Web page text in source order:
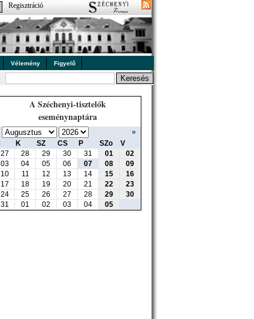
Regisztráció
Vélemény Figyelő
A Széchenyi-tisztelők
eseménynaptára
»
K SZ CS P SZo
V
27
28 29 30 31 01
02
03
04 05 06 07 08
09
10
11 12 13 14 15
16
17
18 19 20 21 22
23
24
25 26 27 28 29
30
31
01 02 03 04 05